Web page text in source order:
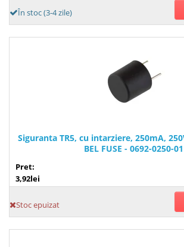
În stoc (3-4 zile)
Siguranta TR5, cu intarziere, 250mA,
BEL FUSE - 0692-0250-01
Pret:
3,92lei
Stoc epuizat